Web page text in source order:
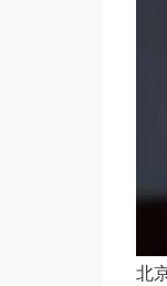
北